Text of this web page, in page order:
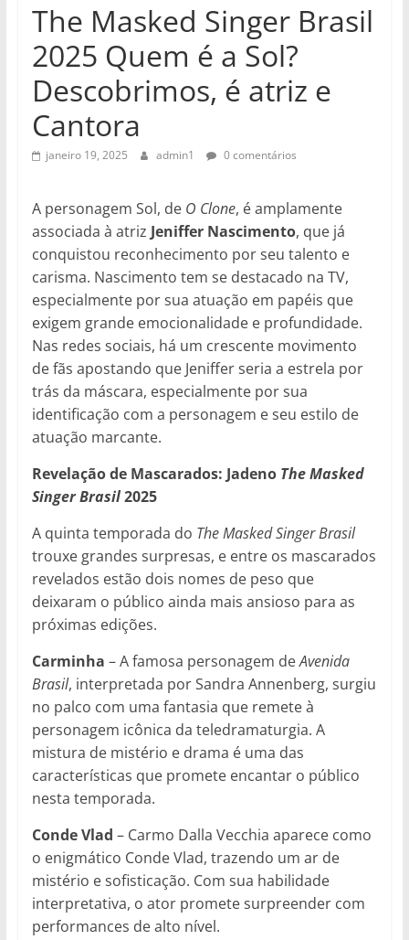
The Masked Singer Brasil
2025 Quem é a Sol?
Descobrimos, é atriz e
Cantora
janeiro 19, 2025 admin1 0 comentários
A personagem Sol, de O Clone, é amplamente
associada à atriz Jeniffer Nascimento, que já
conquistou reconhecimento por seu talento e
carisma. Nascimento tem se destacado na TV,
especialmente por sua atuação em papéis que
exigem grande emocionalidade e profundidade.
Nas redes sociais, há um crescente movimento
de fãs apostando que Jeniffer seria a estrela por
trás da máscara, especialmente por sua
identificação com a personagem e seu estilo de
atuação marcante.
Revelação de Mascarados: Jadeno The Masked
Singer Brasil2025
A quinta temporada do The Masked Singer Brasil
trouxe grandes surpresas, e entre os mascarados
revelados estão dois nomes de peso que
deixaram o público ainda mais ansioso para as
próximas edições.
Carminha – A famosa personagem deAvenida
Brasil, interpretada por Sandra Annenberg, surgiu
no palco com uma fantasia que remete à
personagem icônica da teledramaturgia. A
mistura de mistério e drama é uma das
características que promete encantar o público
nesta temporada.
Conde Vlad – Carmo Dalla Vecchia aparece como
o enigmático Conde Vlad, trazendo um ar de
mistério e sofisticação. Com sua habilidade
interpretativa, o ator promete surpreender com
performances de alto nível.